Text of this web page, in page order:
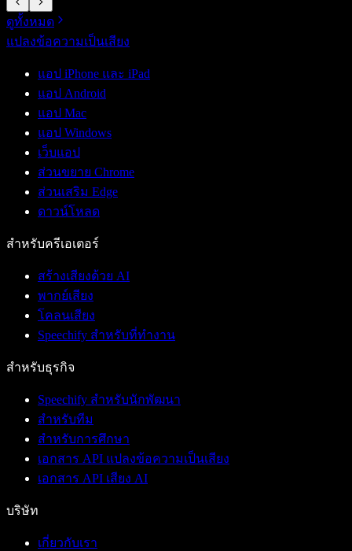
ดูทั้งหมด
แปลงข้อความเป็นเสียง
แอป iPhone และ iPad
แอป Android
แอป Mac
แอป Windows
เว็บแอป
ส่วนขยาย Chrome
ส่วนเสริม Edge
ดาวน์โหลด
สำหรับครีเอเตอร์
สร้างเสียงด้วย AI
พากย์เสียง
โคลนเสียง
Speechify สำหรับที่ทำงาน
สำหรับธุรกิจ
Speechify สำหรับนักพัฒนา
สำหรับทีม
สำหรับการศึกษา
เอกสาร API แปลงข้อความเป็นเสียง
เอกสาร API เสียง AI
บริษัท
เกี่ยวกับเรา